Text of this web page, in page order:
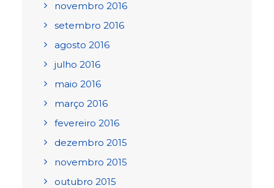
novembro 2016
setembro 2016
agosto 2016
julho 2016
maio 2016
março 2016
fevereiro 2016
dezembro 2015
novembro 2015
outubro 2015